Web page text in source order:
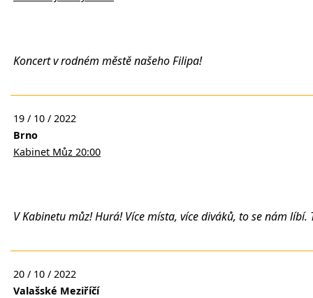
Koncert v rodném městě našeho Filipa!
19 / 10 / 2022
Brno
Kabinet Můz 20:00
V Kabinetu můz! Hurá! Více místa, více diváků, to se nám líbí.
20 / 10 / 2022
Valašské Meziříčí